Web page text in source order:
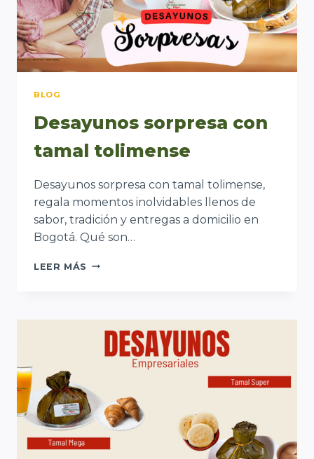
BLOG
Desayunos sorpresa con
tamal tolimense
Desayunos sorpresa con tamal tolimense,
regala momentos inolvidables llenos de
sabor, tradición y entregas a domicilio en
Bogotá. Qué son…
LEER MÁS DESAYUNOS
TOLIMENSE